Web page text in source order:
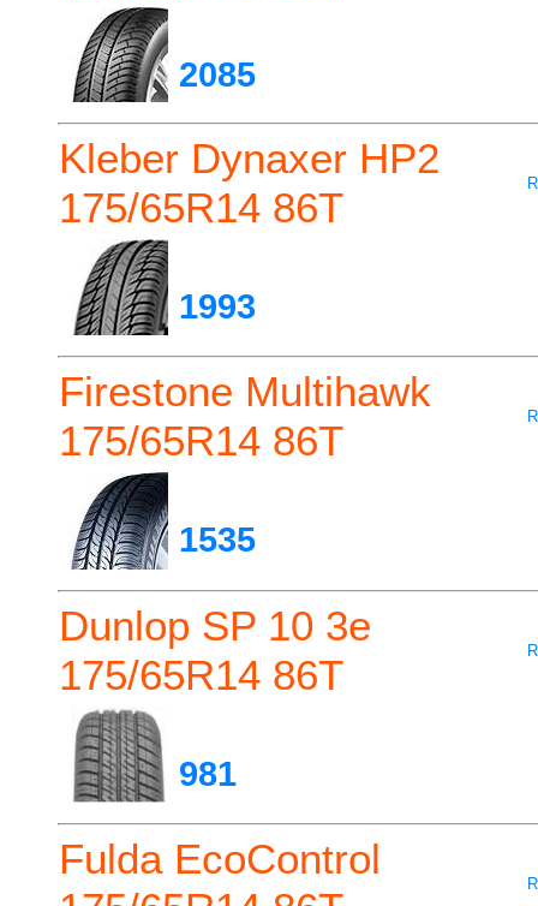
2085
Kleber Dynaxer HP2
175/65R14 86T
1993
Firestone Multihawk
175/65R14 86T
1535
Dunlop SP 10 3e
175/65R14 86T
981
Fulda EcoControl